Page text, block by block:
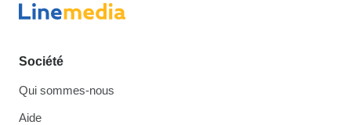
Société
Qui sommes-nous
Aide